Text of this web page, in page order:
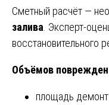
Сметный расчёт —
залива . Эксперт-
восстановительного
Объёмов
площадь